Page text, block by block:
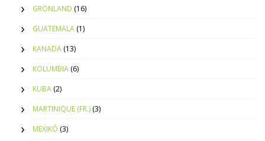
GRÖNLAND (16)
GUATEMALA (1)
KANADA (13)
KOLUMBIA (6)
KUBA (2)
MARTINIQUE (FR.) (3)
MEXIKÓ (3)